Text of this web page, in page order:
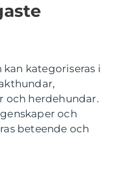
kategoriseras i
och herdehundar.
och
beteende och